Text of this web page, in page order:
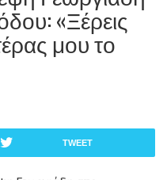
«Ξέρεις
μου το
TWEET